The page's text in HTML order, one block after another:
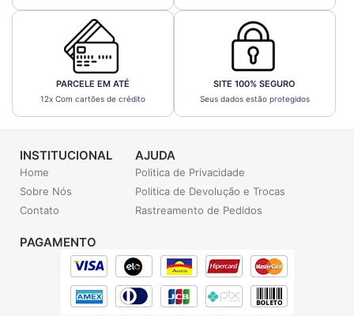
PARCELE EM ATÉ
12x Com cartões de crédito
SITE 100% SEGURO
Seus dados estão protegidos
INSTITUCIONAL
Home
Sobre Nós
Contato
AJUDA
Politica de Privacidade
Politica de Devolução e Trocas
Rastreamento de Pedidos
PAGAMENTO